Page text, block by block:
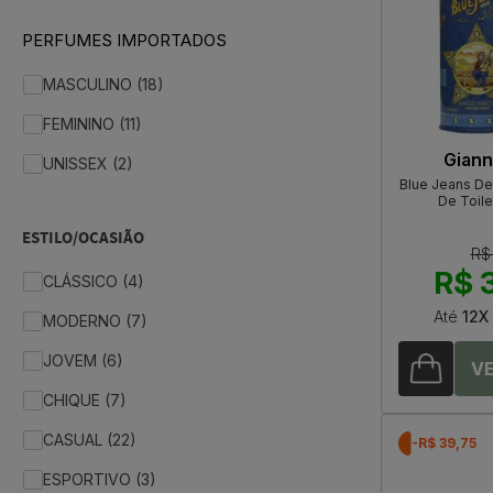
PERFUMES IMPORTADOS
MASCULINO (18)
FEMININO (11)
UNISSEX (2)
ESTILO/OCASIÃO
CLÁSSICO (4)
MODERNO (7)
JOVEM (6)
CHIQUE (7)
CASUAL (22)
ESPORTIVO (3)
Blue Jeans
De
R$
Até 12X
-R$ 39,75